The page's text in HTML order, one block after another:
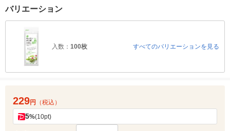
バリエーション
入数： 100枚 すべてのバリエーションを見る
229円 （税込）
5%(10pt)